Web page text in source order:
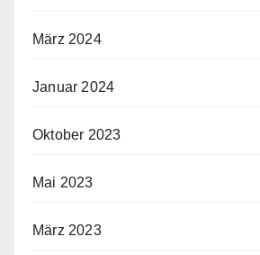
März 2024
Januar 2024
Oktober 2023
Mai 2023
März 2023